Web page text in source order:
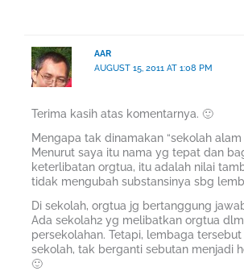
AAR
AUGUST 15, 2011 AT 1:08 PM
Terima kasih atas komentarnya. 🙂
Mengapa tak dinamakan “sekolah alam
Menurut saya itu nama yg tepat dan
keterlibatan orgtua, itu adalah nilai
tidak mengubah substansinya sbg
Di sekolah, orgtua jg bertanggung
Ada sekolah2 yg melibatkan orgtua
persekolahan. Tetapi, lembaga
sekolah, tak berganti sebutan menjadi
🙂